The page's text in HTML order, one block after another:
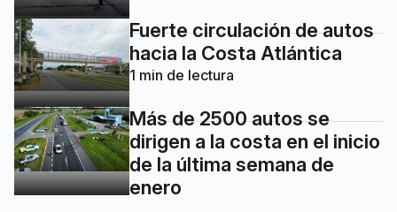
Fuerte circulación de autos
hacia la Costa Atlántica
1 min de lectura
Más de 2500 autos se
dirigen a la costa en el inicio
de la última semana de
enero